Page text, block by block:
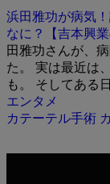
浜田雅功が病気
なに？【吉本興
田雅功さんが、
た。 実は最近は
も。 そしてある
エンタメ
カテーテル手術